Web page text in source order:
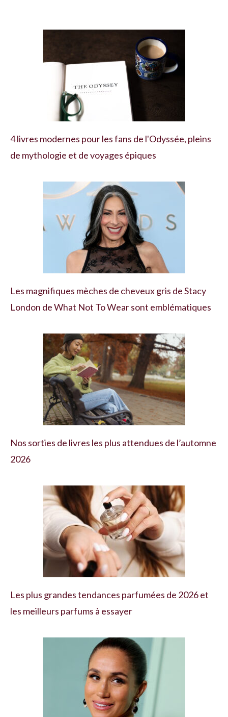
4 livres modernes pour les fans de l'Odyssée, pleins
de mythologie et de voyages épiques
Les magnifiques mèches de cheveux gris de Stacy
London de What Not To Wear sont emblématiques
Nos sorties de livres les plus attendues de l’automne
2026
Les plus grandes tendances parfumées de 2026 et
les meilleurs parfums à essayer